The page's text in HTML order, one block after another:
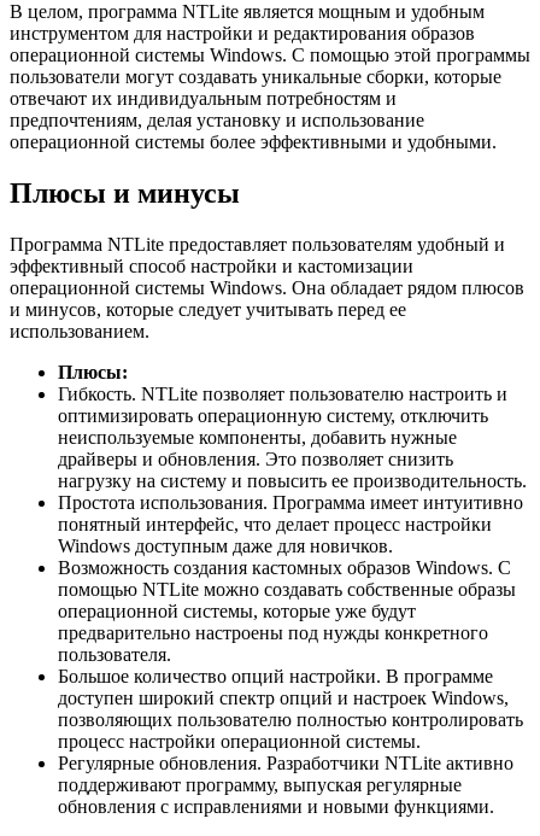
В целом, программа NTLite является мощным и удобным
инструментом для настройки и редактирования образов
операционной системы Windows. С помощью этой программы
пользователи могут создавать уникальные сборки, которые
отвечают их индивидуальным потребностям и
предпочтениям, делая установку и использование
операционной системы более эффективными и удобными.
Плюсы и минусы
Программа NTLite предоставляет пользователям удобный и
эффективный способ настройки и кастомизации
операционной системы Windows. Она обладает рядом плюсов
и минусов, которые следует учитывать перед ее
использованием.
Плюсы:
Гибкость. NTLite позволяет пользователю настроить и
оптимизировать операционную систему, отключить
неиспользуемые компоненты, добавить нужные
драйверы и обновления. Это позволяет снизить
нагрузку на систему и повысить ее производительность.
Простота использования. Программа имеет интуитивно
понятный интерфейс, что делает процесс настройки
Windows доступным даже для новичков.
Возможность создания кастомных образов Windows. С
помощью NTLite можно создавать собственные образы
операционной системы, которые уже будут
предварительно настроены под нужды конкретного
пользователя.
Большое количество опций настройки. В программе
доступен широкий спектр опций и настроек Windows,
позволяющих пользователю полностью контролировать
процесс настройки операционной системы.
Регулярные обновления. Разработчики NTLite активно
поддерживают программу, выпуская регулярные
обновления с исправлениями и новыми функциями.